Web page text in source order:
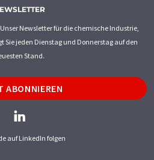
Newsletter für die chemische Industrie,
Sie jeden Dienstag und Donnerstag auf den
Stand.
ABONNIEREN
auf LinkedIn folgen